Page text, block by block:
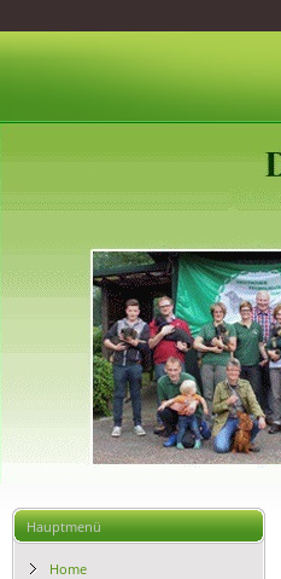
Hauptmenü
Home